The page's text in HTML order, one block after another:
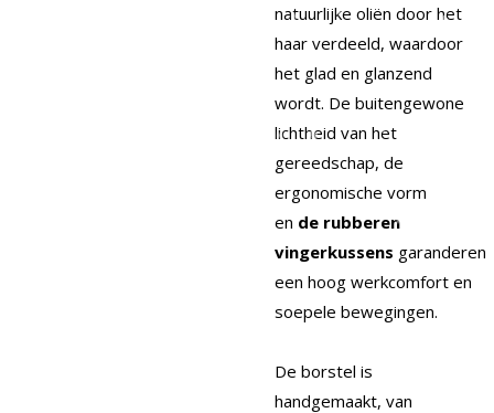
natuurlijke oliën door het
haar verdeeld, waardoor
het glad en glanzend
wordt. De buitengewone
lichtheid van het
gereedschap, de
ergonomische vorm
en de rubberen
vingerkussens garanderen
een hoog werkcomfort en
soepele bewegingen.
De borstel is
handgemaakt, van